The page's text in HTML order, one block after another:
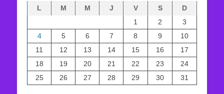
L M M J V S
D
1
2
3
4
5 6 7 8 9
10
11
12 13 14 15 16
17
18
19 20 21 22 23
24
25
26 27 28 29 30 31